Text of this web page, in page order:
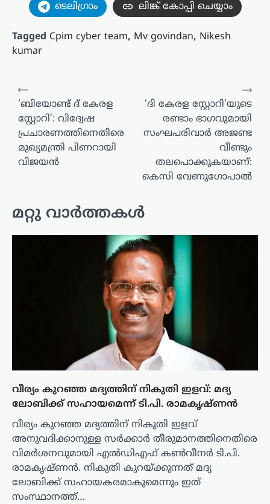
ടെലിഗ്രാം ലിങ്ക് കോപ്പി ചെയ്യാം
Tagged Cpim cyber team, Mv govindan, Nikesh
kumar
പോസ്റ്റുകളിലൂടെ
⟵
‘ബിയോണ്ട് ദ് കേരള
സ്റ്റോറി’: വിദ്വേഷ
പ്രചാരണത്തിനെതിരെ
മുഖ്യമന്ത്രി പിണറായി
വിജയൻ
‘ദി കേരള സ്റ്റോറി’യുടെ
രണ്ടാം ഭാഗവുമായി
സംഘപരിവാർ അജണ്ട
വീണ്ടും
തലപൊക്കുകയാണ്:
കെസി വേണുഗോപാൽ
⟶
മറ്റു വാർത്തകൾ
വീര്യം കുറഞ്ഞ മദ്യത്തിന് നികുതി ഇളവ്: മദ്യ
ലോബിക്ക് സഹായമെന്ന് ടി.പി. രാമകൃഷ്ണൻ
വീര്യം കുറഞ്ഞ മദ്യത്തിന് നികുതി ഇളവ്
അനുവദിക്കാനുള്ള സർക്കാർ തീരുമാനത്തിനെതിരെ
വിമർശനവുമായി എൽഡിഎഫ് കൺവീനർ ടി.പി.
രാമകൃഷ്ണൻ. നികുതി കുറയ്ക്കുന്നത് മദ്യ
ലോബിക്ക് സഹായകരമാകുമെന്നും ഇത്
സംസ്ഥാനത്ത്…